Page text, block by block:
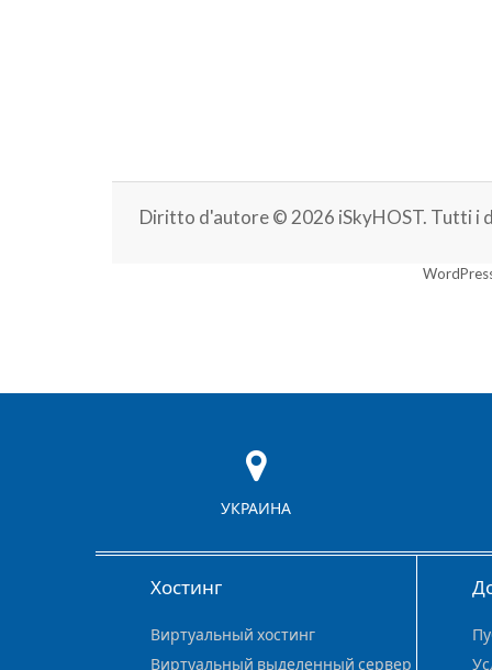
Diritto d'autore © 2026 iSkyHOST. Tutti i
УКРАИНА
Хостинг
Виртуальный хостинг
Виртуальный выделенный сервер